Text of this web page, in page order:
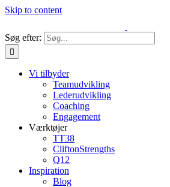
Skip to content
Søg efter:
Vi tilbyder
Teamudvikling
Lederudvikling
Coaching
Engagement
Værktøjer
TT38
CliftonStrengths
Q12
Inspiration
Blog